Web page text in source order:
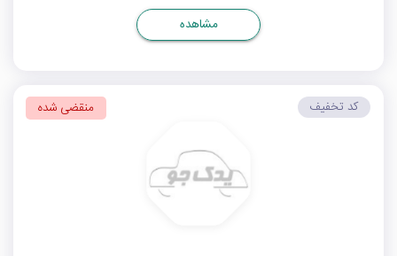
مشاهده
کد تخفیف منقضی شده